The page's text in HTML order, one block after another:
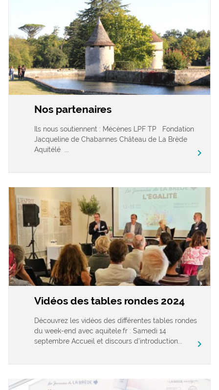
Nos partenaires
Ils nous soutiennent : Mécènes LPF TP Fondation
Jacqueline de Chabannes Château de La Brède
Aquitélé ...
chevron_right
Vidéos des tables rondes 2024
Découvrez les vidéos des différentes tables rondes
du week-end avec aquitele.fr : Samedi 14
septembre Accueil et discours d’introduction...
chevron_right